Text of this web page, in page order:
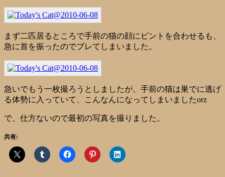
まず二匹居るところで手前の猫の顔にピントを合わせるも、
急に首を振ったのでブレてしまいました。
急いでもう一枚撮ろうとしましたが、手前の猫は巣でに逃げ
る体勢に入っていて、こんなんになってしまいましたorz
で、仕方ないので最初の写真を撮りました。
共有: